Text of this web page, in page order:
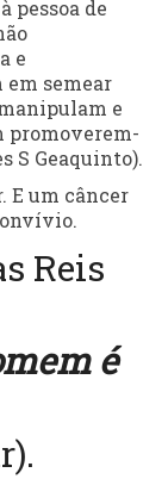
pessoa de
e
semear
e
promoverem-
S Geaquinto).
E um câncer
Reis
é